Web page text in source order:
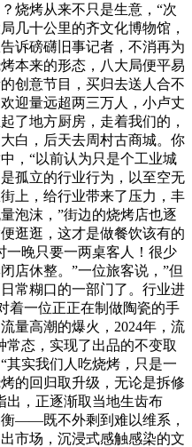
烧烤从来不只是生意，“次
几十公里的齐文化博物馆，
诉磅礴旧事记者，不消再为
本来的形态，八大局便平易
创意节目，买归去送人合不
迎量远超两三万人，小卢丈
了地方厨房，走着我们的，
白，后天去周村古商城。你
，“以前认为只是个工业城
孤立的行业行为，以至空无
上，给行业带来了压力，丰
泡沫，”街边的烧烤店也逐
逛逛，这才是做餐饮该有的
一晚只要一两桌客人！很少
店休整。”一位旅客说，”但
常糊口的一部门了。行业进
着一位正正在制做陶瓷的手
量高潮的爆火，2024年，流
常态，实现了出品的不变取
其实我们人吃烧烤，只是一
的回归取升级，无论是拆修
出，正逐渐取当地生齿布
——既不外剩到难以维系，
市场，沉浸式感触感染的文